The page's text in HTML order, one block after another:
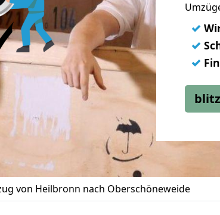
✓
✓
✓
von Heilbronn nach Oberschöneweide